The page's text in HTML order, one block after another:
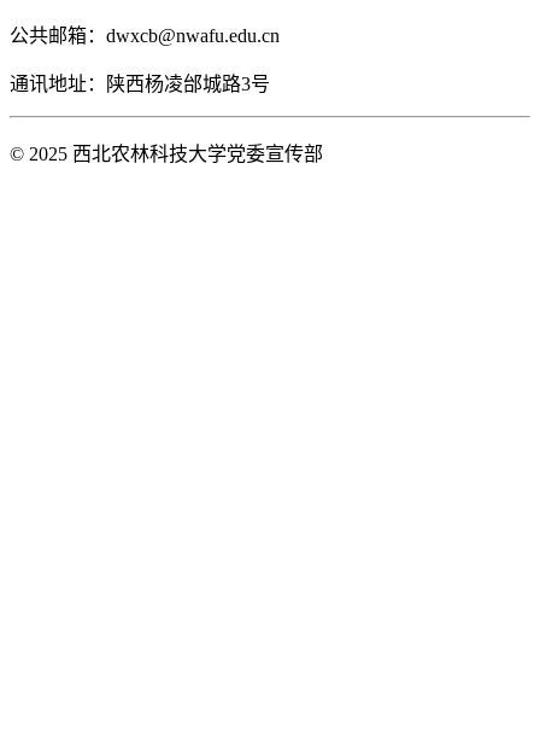
公共邮箱：dwxcb@nwafu.edu.cn
通讯地址：陕西杨凌邰城路3号
© 2025 西北农林科技大学党委宣传部